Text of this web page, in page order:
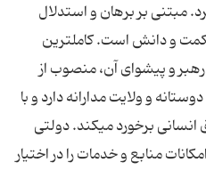
مبتنى بر برهان و استدلال
و دانش است. كامل‏ترين
و پيشواى آن، منصوب از
و ولايت مدارانه دارد و با
انسانى برخورد مى‏كند. دولتى
منابع و خدمات را در اختيار